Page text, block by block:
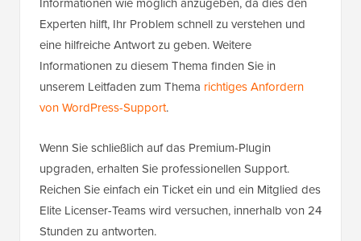
Experten hilft, Ihr Problem schnell zu verstehen und
eine hilfreiche Antwort zu geben. Weitere
Informationen zu diesem Thema finden Sie in
unserem Leitfaden zum Thema richtiges Anfordern
von WordPress-Support.
Wenn Sie schließlich auf das Premium-Plugin
upgraden, erhalten Sie professionellen Support.
Reichen Sie einfach ein Ticket ein und ein Mitglied des
Elite Licenser-Teams wird versuchen, innerhalb von 24
Stunden zu antworten.